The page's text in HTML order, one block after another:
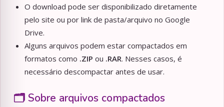
O download pode ser disponibilizado diretamente
pelo site ou por link de pasta/arquivo no Google
Drive.
Alguns arquivos podem estar compactados em
formatos como .ZIP ou .RAR. Nesses casos, é
necessário descompactar antes de usar.
🗂️ Sobre arquivos compactados